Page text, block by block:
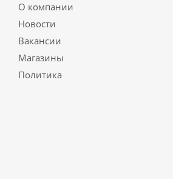
О компании
Новости
Вакансии
Магазины
Политика